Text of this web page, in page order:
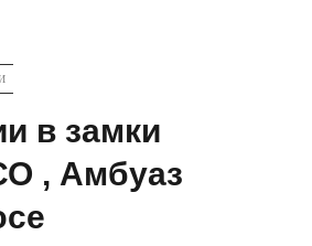
в замки
, Амбуаз